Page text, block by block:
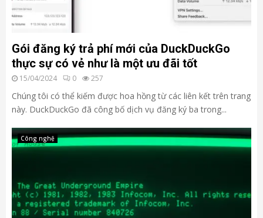
Gói đăng ký trả phí mới của DuckDuckGo
thực sự có vẻ như là một ưu đãi tốt
15/04/2024 0 257
Chúng tôi có thể kiếm được hoa hồng từ các liên kết trên trang
này. DuckDuckGo đã công bố dịch vụ đăng ký ba trong...
Công nghệ